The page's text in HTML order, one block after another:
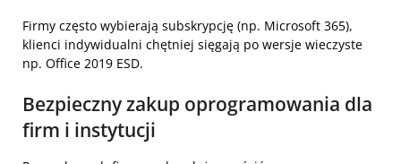
Firmy często wybierają subskrypcję (np. Microsoft 365),
klienci indywidualni chętniej sięgają po wersje wieczyste
np. Office 2019 ESD.
Bezpieczny zakup oprogramowania dla
firm i instytucji